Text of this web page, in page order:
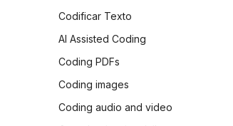
Codificar Texto
AI Assisted Coding
Coding PDFs
Coding images
Coding audio and video